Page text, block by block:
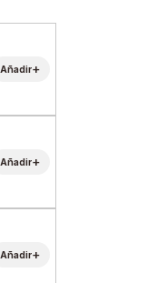
Añadir+
Añadir+
Añadir+